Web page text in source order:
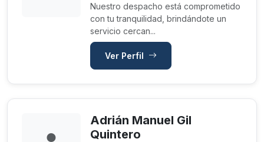
Nuestro despacho está comprometido
con tu tranquilidad, brindándote un
servicio cercan...
Ver Perfil
Adrián Manuel Gil
Quintero